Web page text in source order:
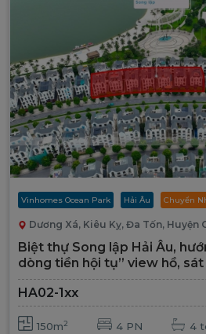
Vinhomes Ocean Park Hải Âu Chuyển
Dương Xá, Kiêu Kỵ, Đa Tốn, Huyện
Biệt thự Song lập Hải Âu,
dòng tiền hội tụ” view hồ,
kinh doanh hiếm
HA02-1xx
150m2 4 PN 4